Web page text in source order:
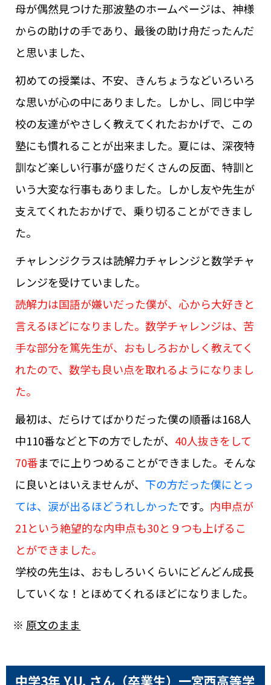
母が偶然見つけた那波塾のホームページは、神様
からの助けの手であり、最後の助け舟だったんだ
と思いました、
初めての授業は、不安、きんちょうなどいろいろ
な思いが心の中にありました。しかし、同じ中学
校の友達がやさしく教えてくれたおかげで、この
塾にも慣れることが出来ました。夏には、深夜特
訓など楽しい行事が盛りだくさんの反面、特訓と
いう大変な行事もありました。しかし友や先生が
支えてくれたおかげで、乗り切ることができまし
た。
チャレンジクラスは読解力チャレンジと数学チャ
レンジを受けていました。
読解力は国語が嫌いだった僕が、心から大好きと
言えるほどになりました。数学チャレンジは、苦
手な部分を篤先生が、おもしろおかしく教えてく
れたので、数学も良い点を取れるようになりまし
た。
最初は、だらけてばかりだった僕の順番は168人
中110番などと下の方でしたが、 40人抜きをして
70番までに上りつめることができました。そんな
に良いとはいえませんが、 下の方だった僕にとっ
ては、涙が出るほどうれしかったです。 内申点が
21という絶望的な内申点も30と９つも上げるこ
とができました。
学校の先生は、おもしろいくらいにどんどん成長
していくな！とほめてくれるほどになりました。
※ 原文のまま
中学3年 Y.U. さん（卒業生） 一宮西高等学